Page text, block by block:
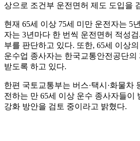
상으로 조건부 운전면허 제도 도입을
현재 65세 이상 75세 미만 운전자는 5
자는 3년마다 한 번씩 운전면허 적성
부를 판단하고 있다. 또한, 65세 이상
운수업 종사자는 한국교통안전공단
받도록 하고 있다.
한편 국토교통부는 버스·택시·화물차
전하는 만 65세 이상 운수 종사자들이
강화 방안을 검토 중이라고 밝혔다.